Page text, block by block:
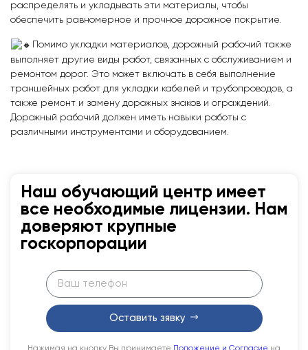
распределять и укладывать эти материалы, чтобы
обеспечить равномерное и прочное дорожное покрытие.
Помимо укладки материалов, дорожный рабочий также
выполняет другие виды работ, связанных с обслуживанием и
ремонтом дорог. Это может включать в себя выполнение
траншейных работ для укладки кабелей и трубопроводов, а
также ремонт и замену дорожных знаков и ограждений.
Дорожный рабочий должен иметь навыки работы с
различными инструментами и оборудованием.
Наш обучающий центр имеет
все необходимые лицензии. Нам
доверяют крупные
госкорпорации
Оставить зявку